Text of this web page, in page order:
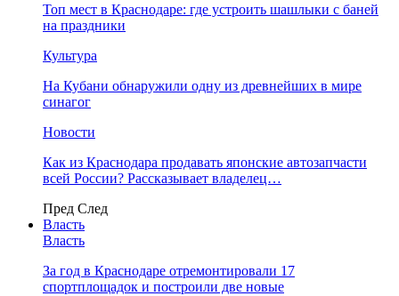
Топ мест в Краснодаре: где устроить шашлыки с баней
на праздники
Культура
На Кубани обнаружили одну из древнейших в мире
синагог
Новости
Как из Краснодара продавать японские автозапчасти
всей России? Рассказывает владелец…
Пред След
Власть
Власть
За год в Краснодаре отремонтировали 17
спортплощадок и построили две новые